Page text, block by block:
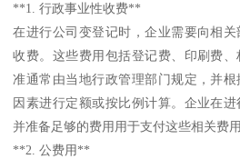
**1. 行政事业性收费**
在进行公司变登记时，企业需要向相
收费。这些费用包括登记费、印刷费
准通常由当地行政管理部门规定，并
因素进行定额或按比例计算。企业在
并准备足够的费用用于支付这些相关费用
**2. 公费用**